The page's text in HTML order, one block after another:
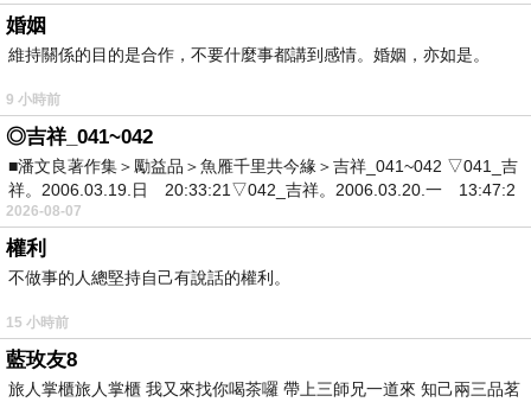
婚姻
維持關係的目的是合作，不要什麼事都講到感情。婚姻，亦如是。
9 小時前
◎吉祥_041~042
■潘文良著作集＞勵益品＞魚雁千里共今緣＞吉祥_041~042 ▽041_吉
祥。2006.03.19.日 20:33:21▽042_吉祥。2006.03.20.一 13:47:2
2026-08-07
權利
不做事的人總堅持自己有說話的權利。
15 小時前
藍玫友8
旅人掌櫃旅人掌櫃 我又來找你喝茶囉 帶上三師兄一道來 知己兩三品茗